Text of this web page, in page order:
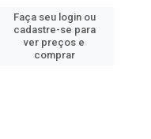
Faça seu login ou
cadastre-se para
ver preços e
comprar